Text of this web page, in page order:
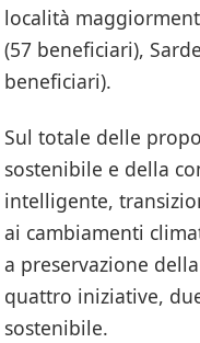
località
(57 beneficiari),
beneficiari).
Sul totale delle
sostenibile e della
intelligente,
ai cambiamenti
a preservazione
quattro iniziative,
sostenibile.